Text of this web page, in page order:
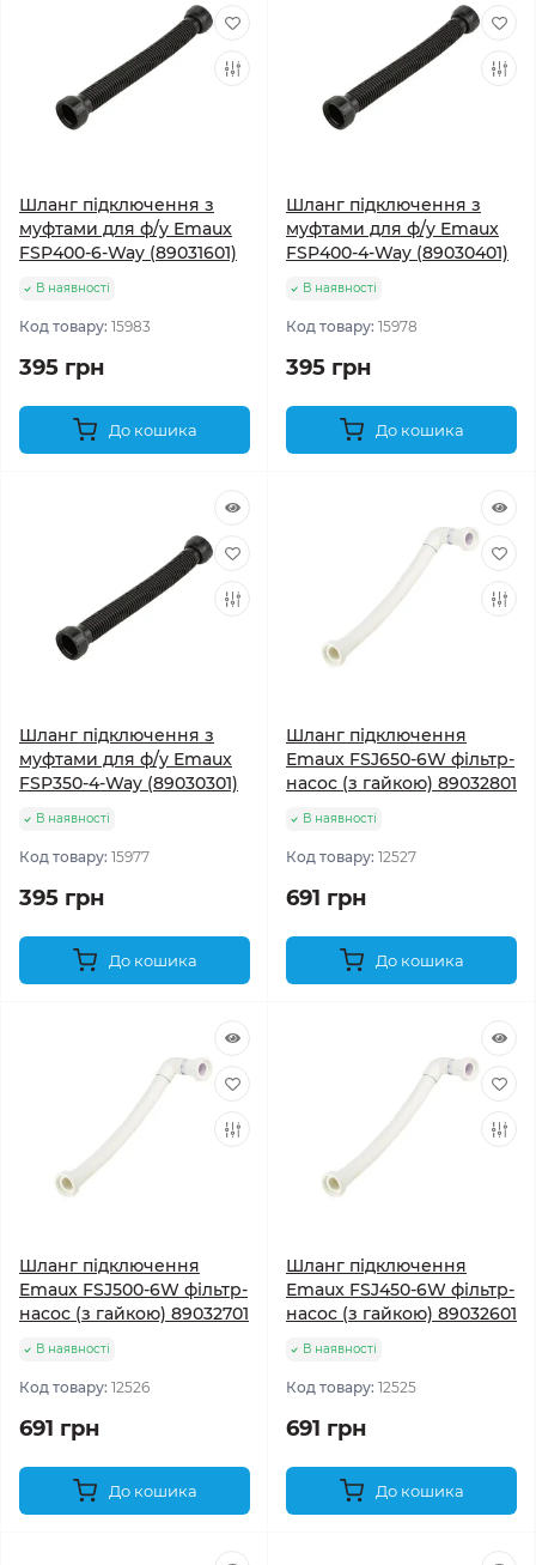
Шланг підключення з
муфтами для ф/у Emaux
FSP400-6-Way (89031601)
В наявності
Код товару: 15983
395 грн
До кошика
Шланг підключення з
муфтами для ф/у Emaux
FSP400-4-Way (89030401)
В наявності
Код товару: 15978
395 грн
До кошика
Шланг підключення з
муфтами для ф/у Emaux
FSP350-4-Way (89030301)
В наявності
Код товару: 15977
395 грн
До кошика
Шланг підключення
Emaux FSJ650-6W фільтр-
насос (з гайкою) 89032801
В наявності
Код товару: 12527
691 грн
До кошика
Шланг підключення
Emaux FSJ500-6W фільтр-
насос (з гайкою) 89032701
В наявності
Код товару: 12526
691 грн
До кошика
Шланг підключення
Emaux FSJ450-6W фільтр-
насос (з гайкою) 89032601
В наявності
Код товару: 12525
691 грн
До кошика